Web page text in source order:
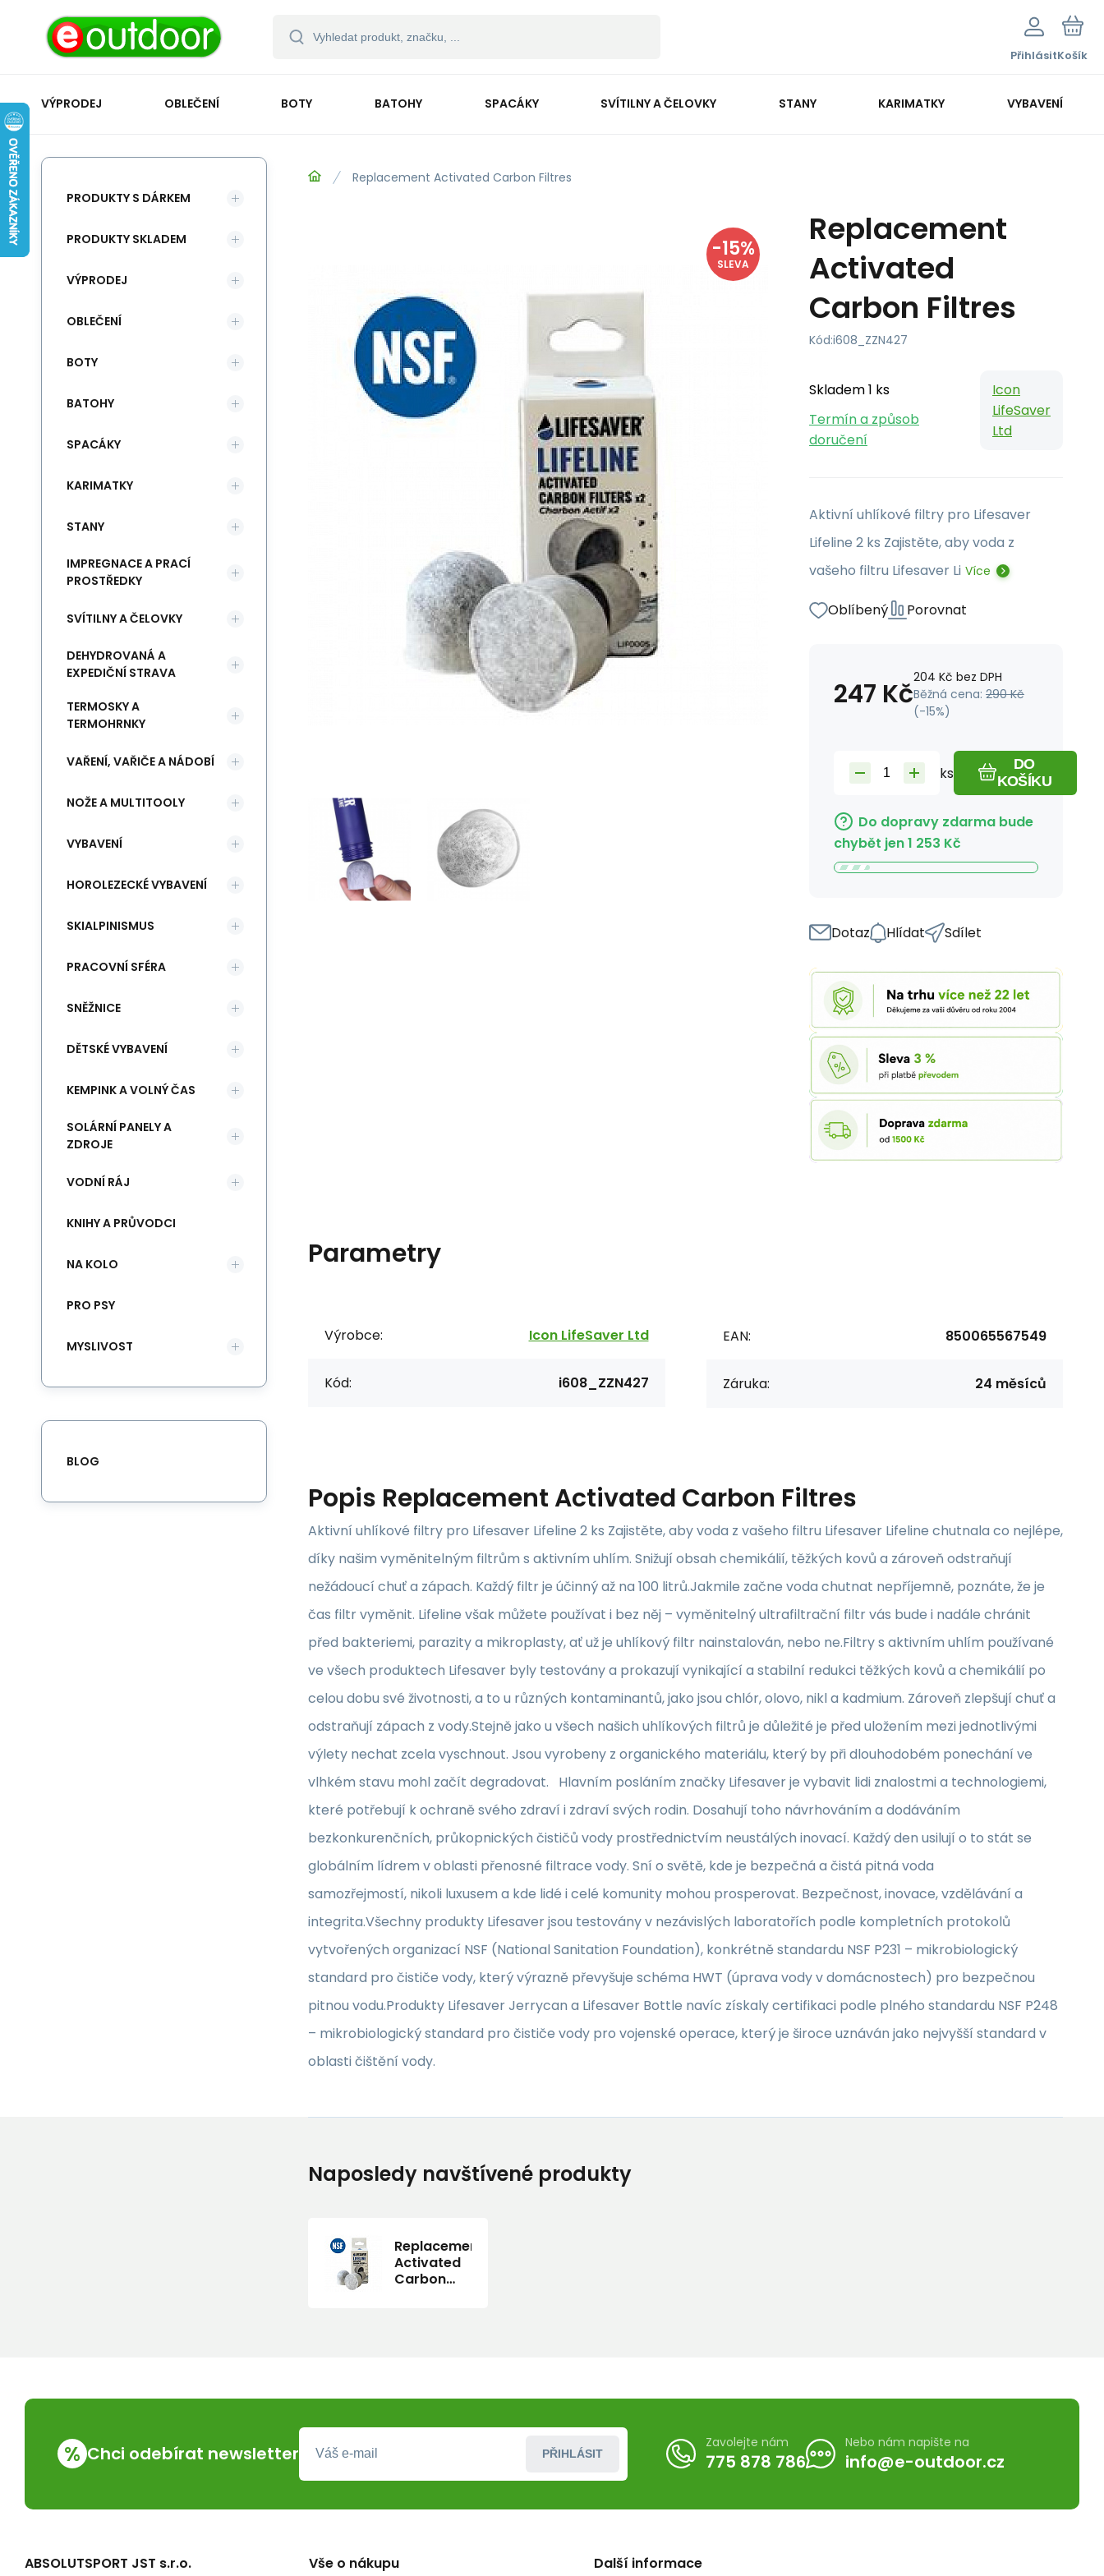
PřihlásitKošík
VÝPRODEJ OBLEČENÍ BOTY BATOHY SPACÁKY SVÍTILNY A ČELOVKY STANY KARIMATKY VYBAVENÍ
Replacement Activated Carbon Filtres
-15%
SLEVA
Replacement
Activated
Carbon Filtres
Kód:i608_ZZN427
Skladem 1 ks
Termín a způsob
doručení
Icon
LifeSaver
Ltd
Aktivní uhlíkové filtry pro Lifesaver
Lifeline 2 ks Zajistěte, aby voda z
vašeho filtru Lifesaver Li Více
Oblíbený Porovnat
247 Kč204 Kč bez DPH
Běžná cena: 290 Kč
(-15%)
ks
DO
KOŠÍKU
Do dopravy zdarma bude
chybět jen1 253 Kč
Dotaz Hlídat Sdílet
Parametry
Výrobce: Icon LifeSaver Ltd
Kód: i608_ZZN427
EAN: 850065567549
Záruka: 24 měsíců
Popis Replacement Activated Carbon Filtres
Aktivní uhlíkové filtry pro Lifesaver Lifeline 2 ks Zajistěte, aby voda z vašeho filtru Lifesaver Lifeline chutnala co nejlépe,
díky našim vyměnitelným filtrům s aktivním uhlím. Snižují obsah chemikálií, těžkých kovů a zároveň odstraňují
nežádoucí chuť a zápach. Každý filtr je účinný až na 100 litrů.Jakmile začne voda chutnat nepříjemně, poznáte, že je
čas filtr vyměnit. Lifeline však můžete používat i bez něj – vyměnitelný ultrafiltrační filtr vás bude i nadále chránit
před bakteriemi, parazity a mikroplasty, ať už je uhlíkový filtr nainstalován, nebo ne.Filtry s aktivním uhlím používané
ve všech produktech Lifesaver byly testovány a prokazují vynikající a stabilní redukci těžkých kovů a chemikálií po
celou dobu své životnosti, a to u různých kontaminantů, jako jsou chlór, olovo, nikl a kadmium. Zároveň zlepšují chuť a
odstraňují zápach z vody.Stejně jako u všech našich uhlíkových filtrů je důležité je před uložením mezi jednotlivými
výlety nechat zcela vyschnout. Jsou vyrobeny z organického materiálu, který by při dlouhodobém ponechání ve
vlhkém stavu mohl začít degradovat. Hlavním posláním značky Lifesaver je vybavit lidi znalostmi a technologiemi,
které potřebují k ochraně svého zdraví i zdraví svých rodin. Dosahují toho návrhováním a dodáváním
bezkonkurenčních, průkopnických čističů vody prostřednictvím neustálých inovací. Každý den usilují o to stát se
globálním lídrem v oblasti přenosné filtrace vody. Sní o světě, kde je bezpečná a čistá pitná voda
samozřejmostí, nikoli luxusem a kde lidé i celé komunity mohou prosperovat. Bezpečnost, inovace, vzdělávání a
integrita.Všechny produkty Lifesaver jsou testovány v nezávislých laboratořích podle kompletních protokolů
vytvořených organizací NSF (National Sanitation Foundation), konkrétně standardu NSF P231 – mikrobiologický
standard pro čističe vody, který výrazně převyšuje schéma HWT (úprava vody v domácnostech) pro bezpečnou
pitnou vodu.Produkty Lifesaver Jerrycan a Lifesaver Bottle navíc získaly certifikaci podle plného standardu NSF P248
– mikrobiologický standard pro čističe vody pro vojenské operace, který je široce uznáván jako nejvyšší standard v
oblasti čištění vody.
PRODUKTY S DÁRKEM
PRODUKTY SKLADEM
VÝPRODEJ
OBLEČENÍ
BOTY
BATOHY
SPACÁKY
KARIMATKY
STANY
IMPREGNACE A PRACÍ
PROSTŘEDKY
SVÍTILNY A ČELOVKY
DEHYDROVANÁ A
EXPEDIČNÍ STRAVA
TERMOSKY A
TERMOHRNKY
VAŘENÍ, VAŘIČE A NÁDOBÍ
NOŽE A MULTITOOLY
VYBAVENÍ
HOROLEZECKÉ VYBAVENÍ
SKIALPINISMUS
PRACOVNÍ SFÉRA
SNĚŽNICE
DĚTSKÉ VYBAVENÍ
KEMPINK A VOLNÝ ČAS
SOLÁRNÍ PANELY A
ZDROJE
VODNÍ RÁJ
KNIHY A PRŮVODCI
NA KOLO
PRO PSY
MYSLIVOST
BLOG
Naposledy navštívené produkty
Replacement
Activated
Carbon
% Chci odebírat newsletter PŘIHLÁSIT
Zavolejte nám
775 878 786
Nebo nám napište na
info@e-outdoor.cz
ABSOLUTSPORT JST s.r.o. Vše o nákupu Další informace